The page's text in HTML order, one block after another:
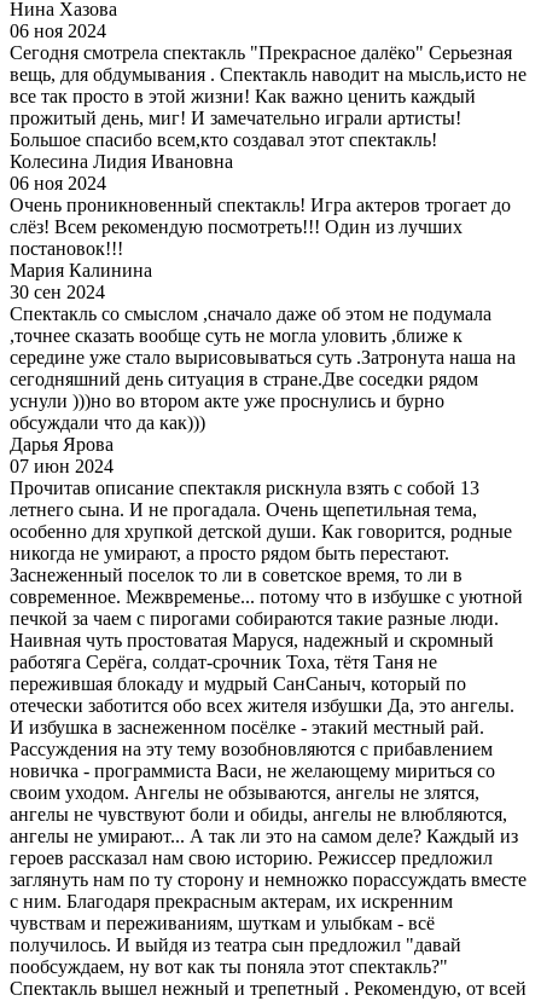
Нина Хазова
06 ноя 2024
Сегодня смотрела спектакль "Прекрасное далёко" Серьезная
вещь, для обдумывания . Спектакль наводит на мысль,исто не
все так просто в этой жизни! Как важно ценить каждый
прожитый день, миг! И замечательно играли артисты!
Большое спасибо всем,кто создавал этот спектакль!
Колесина Лидия Ивановна
06 ноя 2024
Очень проникновенный спектакль! Игра актеров трогает до
слёз! Всем рекомендую посмотреть!!! Один из лучших
постановок!!!
Мария Калинина
30 сен 2024
Спектакль со смыслом ,сначало даже об этом не подумала
,точнее сказать вообще суть не могла уловить ,ближе к
середине уже стало вырисовываться суть .Затронута наша на
сегодняшний день ситуация в стране.Две соседки рядом
уснули )))но во втором акте уже проснулись и бурно
обсуждали что да как)))
Дарья Ярова
07 июн 2024
Прочитав описание спектакля рискнула взять с собой 13
летнего сына. И не прогадала. Очень щепетильная тема,
особенно для хрупкой детской души. Как говорится, родные
никогда не умирают, а просто рядом быть перестают.
Заснеженный поселок то ли в советское время, то ли в
современное. Межвременье... потому что в избушке с уютной
печкой за чаем с пирогами собираются такие разные люди.
Наивная чуть простоватая Маруся, надежный и скромный
работяга Серёга, солдат-срочник Тоха, тётя Таня не
пережившая блокаду и мудрый СанСаныч, который по
отечески заботится обо всех жителя избушки Да, это ангелы.
И избушка в заснеженном посёлке - этакий местный рай.
Рассуждения на эту тему возобновляются с прибавлением
новичка - программиста Васи, не желающему мириться со
своим уходом. Ангелы не обзываются, ангелы не злятся,
ангелы не чувствуют боли и обиды, ангелы не влюбляются,
ангелы не умирают... А так ли это на самом деле? Каждый из
героев рассказал нам свою историю. Режиссер предложил
заглянуть нам по ту сторону и немножко порассуждать вместе
с ним. Благодаря прекрасным актерам, их искренним
чувствам и переживаниям, шуткам и улыбкам - всё
получилось. И выйдя из театра сын предложил "давай
пообсуждаем, ну вот как ты поняла этот спектакль?"
Спектакль вышел нежный и трепетный . Рекомендую, от всей